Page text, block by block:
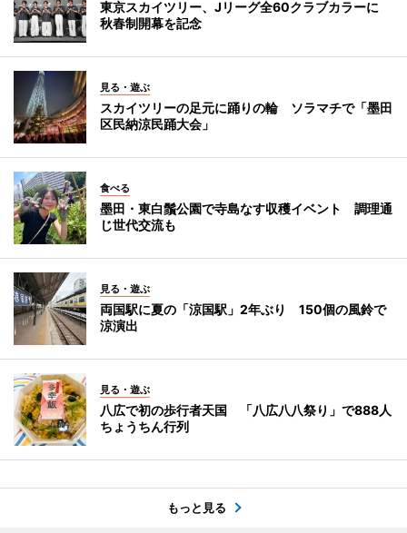
東京スカイツリー、Jリーグ全60クラブカラーに
秋春制開幕を記念
見る・遊ぶ
スカイツリーの足元に踊りの輪 ソラマチで「墨田
区民納涼民踊大会」
食べる
墨田・東白鬚公園で寺島なす収穫イベント 調理通
じ世代交流も
見る・遊ぶ
両国駅に夏の「涼国駅」2年ぶり 150個の風鈴で
涼演出
見る・遊ぶ
八広で初の歩行者天国 「八広八八祭り」で888人
ちょうちん行列
もっと見る